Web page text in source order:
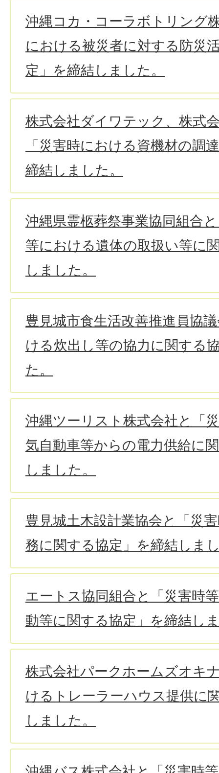
沖縄コカ・コーラボトリング
における被災者に対する防災
定」を締結しました。
株式会社ダイワテック、株式
「災害時における資機材の調
締結しました。
沖縄県霊柩葬祭事業協同組合
等における遺体の取扱い等に
しました。
豊見城市食生活改善推進員協
ける炊出し等の協力に関する
た。
沖縄ツーリスト株式会社と「
気自動車等からの電力供給に
しました。
豊見城土木設計業協会と「災
務に関する協定」を締結しま
エートス協同組合と「災害時
動等に関する協定」を締結し
株式会社パークホームズオキ
けるトレーラーハウス提供に
しました。